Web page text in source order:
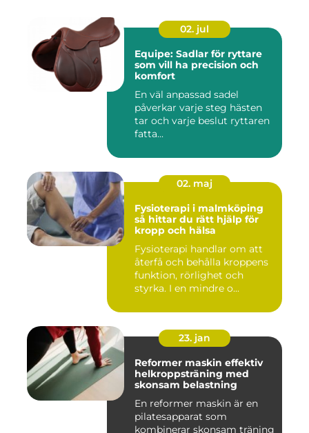
02. jul
Equipe: Sadlar för ryttare
som vill ha precision och
komfort
En väl anpassad sadel
påverkar varje steg hästen
tar och varje beslut ryttaren
fatta...
02. maj
Fysioterapi i malmköping
så hittar du rätt hjälp för
kropp och hälsa
Fysioterapi handlar om att
återfå och behålla kroppens
funktion, rörlighet och
styrka. I en mindre o...
23. jan
Reformer maskin effektiv
helkroppsträning med
skonsam belastning
En reformer maskin är en
pilatesapparat som
kombinerar skonsam träning